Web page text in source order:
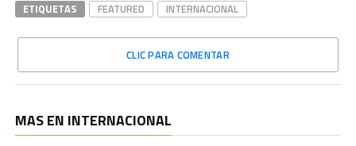
ETIQUETAS FEATURED INTERNACIONAL
CLIC PARA COMENTAR
MAS EN INTERNACIONAL